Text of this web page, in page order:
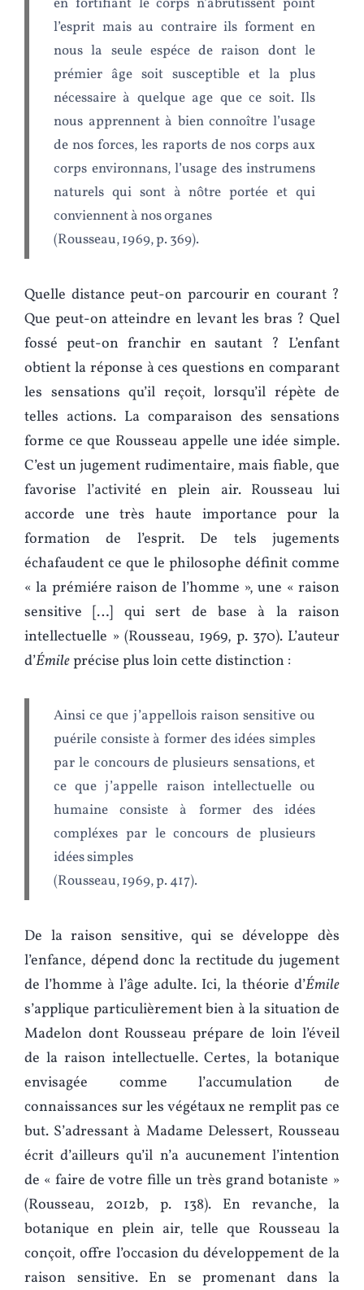
en fortifiant le corps n’abrutissent point
l’esprit mais au contraire ils forment en
nous la seule espéce de raison dont le
prémier âge soit susceptible et la plus
nécessaire à quelque age que ce soit. Ils
nous apprennent à bien connoître l’usage
de nos forces, les raports de nos corps aux
corps environnans, l’usage des instrumens
naturels qui sont à nôtre portée et qui
conviennent à nos organes
(Rousseau, 1969, p. 369).
Quelle distance peut-on parcourir en courant ?
Que peut-on atteindre en levant les bras ? Quel
fossé peut-on franchir en sautant ? L’enfant
obtient la réponse à ces questions en comparant
les sensations qu’il reçoit, lorsqu’il répète de
telles actions. La comparaison des sensations
forme ce que Rousseau appelle une idée simple.
C’est un jugement rudimentaire, mais fiable, que
favorise l’activité en plein air. Rousseau lui
accorde une très haute importance pour la
formation de l’esprit. De tels jugements
échafaudent ce que le philosophe définit comme
« la prémiére raison de l’homme », une « raison
sensitive […] qui sert de base à la raison
intellectuelle » (Rousseau, 1969, p. 370). L’auteur
d’Émileprécise plus loin cette distinction :
Ainsi ce que j’appellois raison sensitive ou
puérile consiste à former des idées simples
par le concours de plusieurs sensations, et
ce que j’appelle raison intellectuelle ou
humaine consiste à former des idées
compléxes par le concours de plusieurs
idées simples
(Rousseau, 1969, p. 417).
De la raison sensitive, qui se développe dès
l’enfance, dépend donc la rectitude du jugement
de l’homme à l’âge adulte. Ici, la théorie d’Émile
s’applique particulièrement bien à la situation de
Madelon dont Rousseau prépare de loin l’éveil
de la raison intellectuelle. Certes, la botanique
envisagée comme l’accumulation de
connaissances sur les végétaux ne remplit pas ce
but. S’adressant à Madame Delessert, Rousseau
écrit d’ailleurs qu’il n’a aucunement l’intention
de « faire de votre fille un très grand botaniste »
(Rousseau, 2012b, p. 138). En revanche, la
botanique en plein air, telle que Rousseau la
conçoit, offre l’occasion du développement de la
raison sensitive. En se promenant dans la